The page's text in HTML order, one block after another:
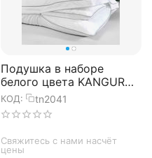
Подушка в наборе
белого цвета KANGURU
SIDNEY 50х70 см +
50х40 см, TAC
КОД: tn2041
Свяжитесь с нами насчёт
цены